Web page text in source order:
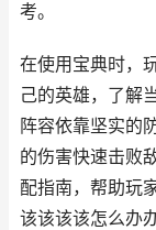
考。
在使用宝典时，
己的英雄，了解
阵容依靠坚实的
的伤害快速击败
配指南，帮助玩
该该该该怎么办